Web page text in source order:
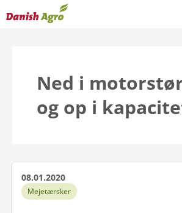
Ned i
og op i
08.01.2020
Mejetærsker